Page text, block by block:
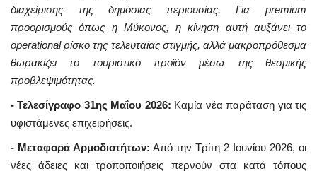
διαχείρισης της δημόσιας περιουσίας. Για premium
προορισμούς όπως η Μύκονος, η κίνηση αυτή αυξάνει το
operational ρίσκο της τελευταίας στιγμής, αλλά μακροπρόθεσμα
θωρακίζει το τουριστικό προϊόν μέσω της θεσμικής
προβλεψιμότητας.
- Τελεσίγραφο 31ης Μαΐου 2026: Καμία νέα παράταση για τις
υφιστάμενες επιχειρήσεις.
- Μεταφορά Αρμοδιοτήτων: Από την Τρίτη 2 Ιουνίου 2026, οι
νέες άδειες και τροποποιήσεις περνούν στα κατά τόπους